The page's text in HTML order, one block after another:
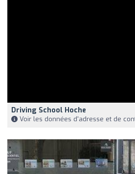
Driving School Hoche
Voir les données d'adresse et de